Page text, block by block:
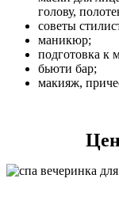
голову,
советы
маникюр;
подготовка к
бьюти бар;
макияж,